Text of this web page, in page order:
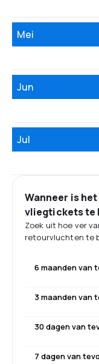
Mei
Jun
Jul
Wanneer is
vliegtickets te
Zoek uit hoe ver
retourvluchten te
6 maanden van
3 maanden van
30 dagen van
7 dagen van